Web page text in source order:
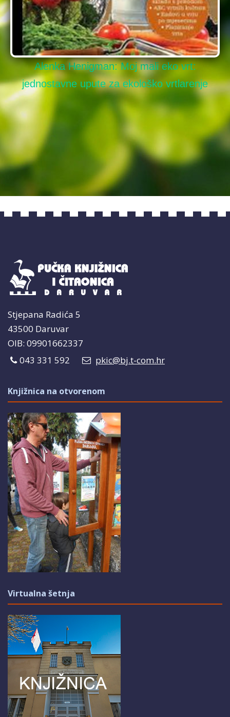
David Burnie: Zemlja: priručnik za očuvanje
Stjepana Radića 5
43500 Daruvar
OIB: 09901662337
043 331 592
pkic@bj.t-com.hr
Knjižnica na otvorenom
Virtualna šetnja